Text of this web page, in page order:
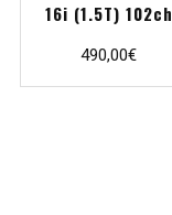
16i (1.5T) 102ch
490,00€